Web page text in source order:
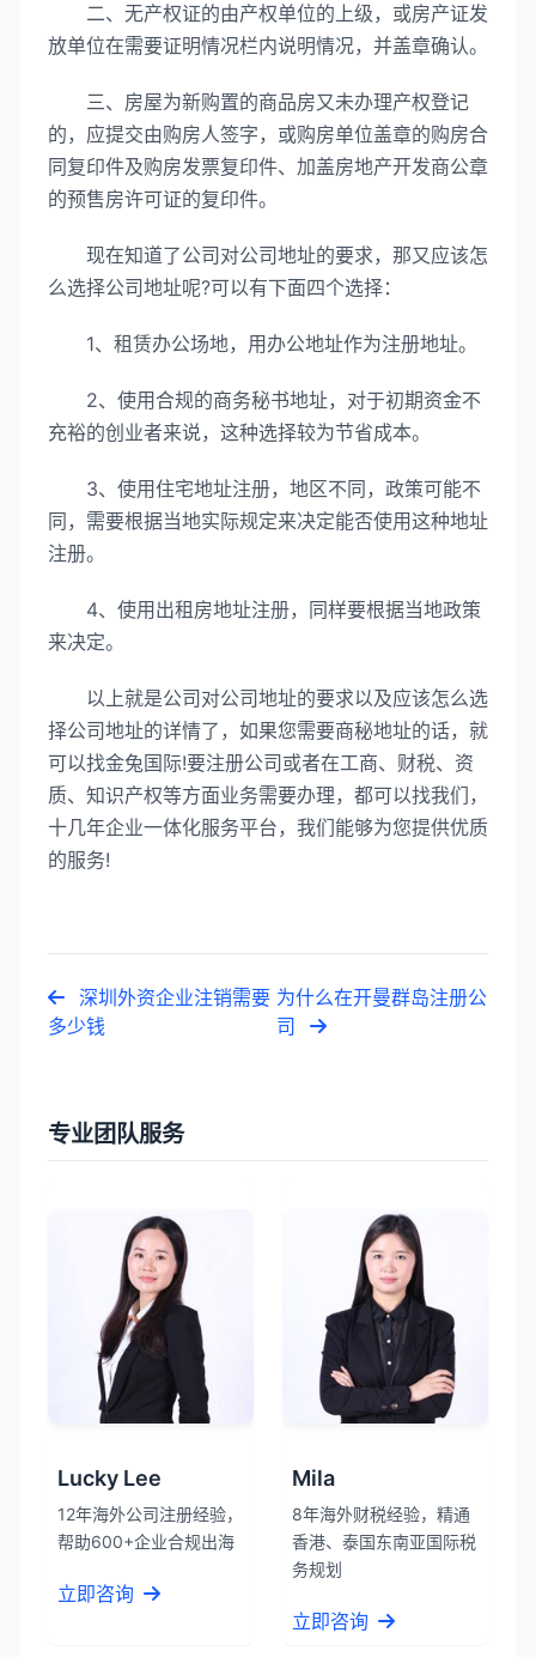
二、无产权证的由产权单位的上级，或房产证发
放单位在需要证明情况栏内说明情况，并盖章确认。
三、房屋为新购置的商品房又未办理产权登记
的，应提交由购房人签字，或购房单位盖章的购房合
同复印件及购房发票复印件、加盖房地产开发商公章
的预售房许可证的复印件。
现在知道了公司对公司地址的要求，那又应该怎
么选择公司地址呢?可以有下面四个选择：
1、租赁办公场地，用办公地址作为注册地址。
2、使用合规的商务秘书地址，对于初期资金不
充裕的创业者来说，这种选择较为节省成本。
3、使用住宅地址注册，地区不同，政策可能不
同，需要根据当地实际规定来决定能否使用这种地址
注册。
4、使用出租房地址注册，同样要根据当地政策
来决定。
以上就是公司对公司地址的要求以及应该怎么选
择公司地址的详情了，如果您需要商秘地址的话，就
可以找金兔国际!要注册公司或者在工商、财税、资
质、知识产权等方面业务需要办理，都可以找我们，
十几年企业一体化服务平台，我们能够为您提供优质
的服务!
深圳外资企业注销需要
多少钱
为什么在开曼群岛注册公
司
专业团队服务
Lucky Lee
12年海外公司注册经验，
帮助600+企业合规出海
立即咨询
Mila
8年海外财税经验，精通
香港、泰国东南亚国际税
务规划
立即咨询